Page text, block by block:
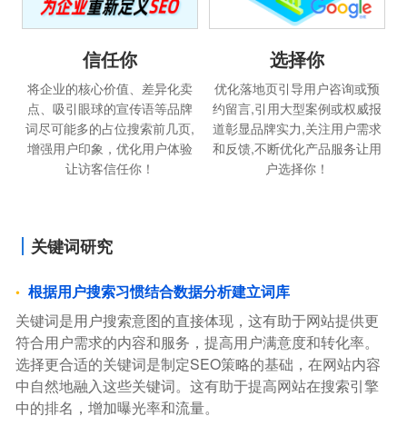
信任你
将企业的核心价值、差异化卖
点、吸引眼球的宣传语等品牌
词尽可能多的占位搜索前几页,
增强用户印象，优化用户体验
让访客信任你！
选择你
优化落地页引导用户咨询或预
约留言,引用大型案例或权威报
道彰显品牌实力,关注用户需求
和反馈,不断优化产品服务让用
户选择你！
关键词研究
根据用户搜索习惯结合数据分析建立词库
关键词是用户搜索意图的直接体现，这有助于网站提供更
符合用户需求的内容和服务，提高用户满意度和转化率。
选择更合适的关键词是制定SEO策略的基础，在网站内容
中自然地融入这些关键词。这有助于提高网站在搜索引擎
中的排名，增加曝光率和流量。